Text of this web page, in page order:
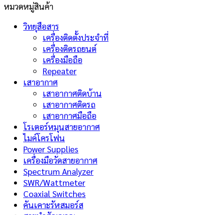
หมวดหมู่สินค้า
วิทยุสือสาร
เครื่องติดตั้งประจำที่
เครื่องติดรถยนต์
เครื่องมือถือ
Repeater
เสาอากาศ
เสาอากาศติดบ้าน
เสาอากาศติดรถ
เสาอากาศมือถือ
โรเตอร์หมุนสายอากาศ
ไมค์โครโฟน
Power Supplies
เครื่องมือวัดสายอากาศ
Spectrum Analyzer
SWR/Wattmeter
Coaxial Switches
คันเคาะรัหสมอร์ส